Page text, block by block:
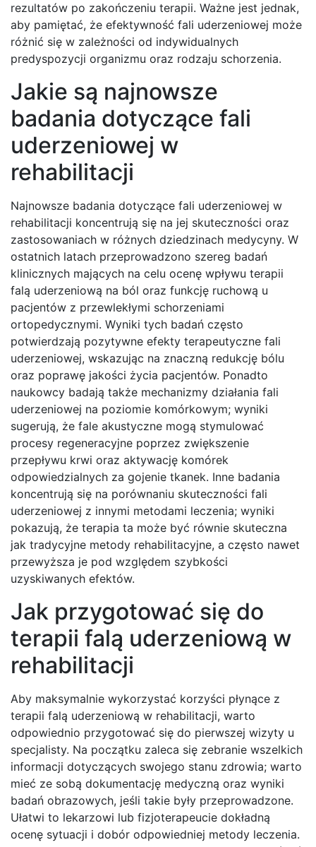
rezultatów po zakończeniu terapii. Ważne jest jednak,
aby pamiętać, że efektywność fali uderzeniowej może
różnić się w zależności od indywidualnych
predyspozycji organizmu oraz rodzaju schorzenia.
Jakie są najnowsze
badania dotyczące fali
uderzeniowej w
rehabilitacji
Najnowsze badania dotyczące fali uderzeniowej w
rehabilitacji koncentrują się na jej skuteczności oraz
zastosowaniach w różnych dziedzinach medycyny. W
ostatnich latach przeprowadzono szereg badań
klinicznych mających na celu ocenę wpływu terapii
falą uderzeniową na ból oraz funkcję ruchową u
pacjentów z przewlekłymi schorzeniami
ortopedycznymi. Wyniki tych badań często
potwierdzają pozytywne efekty terapeutyczne fali
uderzeniowej, wskazując na znaczną redukcję bólu
oraz poprawę jakości życia pacjentów. Ponadto
naukowcy badają także mechanizmy działania fali
uderzeniowej na poziomie komórkowym; wyniki
sugerują, że fale akustyczne mogą stymulować
procesy regeneracyjne poprzez zwiększenie
przepływu krwi oraz aktywację komórek
odpowiedzialnych za gojenie tkanek. Inne badania
koncentrują się na porównaniu skuteczności fali
uderzeniowej z innymi metodami leczenia; wyniki
pokazują, że terapia ta może być równie skuteczna
jak tradycyjne metody rehabilitacyjne, a często nawet
przewyższa je pod względem szybkości
uzyskiwanych efektów.
Jak przygotować się do
terapii falą uderzeniową w
rehabilitacji
Aby maksymalnie wykorzystać korzyści płynące z
terapii falą uderzeniową w rehabilitacji, warto
odpowiednio przygotować się do pierwszej wizyty u
specjalisty. Na początku zaleca się zebranie wszelkich
informacji dotyczących swojego stanu zdrowia; warto
mieć ze sobą dokumentację medyczną oraz wyniki
badań obrazowych, jeśli takie były przeprowadzone.
Ułatwi to lekarzowi lub fizjoterapeucie dokładną
ocenę sytuacji i dobór odpowiedniej metody leczenia.